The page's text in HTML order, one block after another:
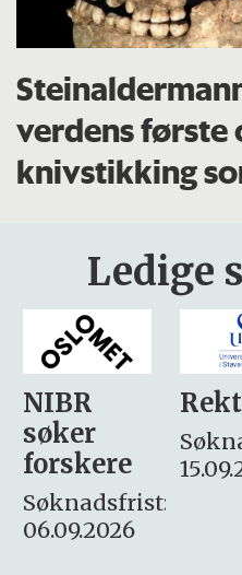
verdens første
knivstikking
Ledige
Rektor
Søknadsfrist:
15.09.2026